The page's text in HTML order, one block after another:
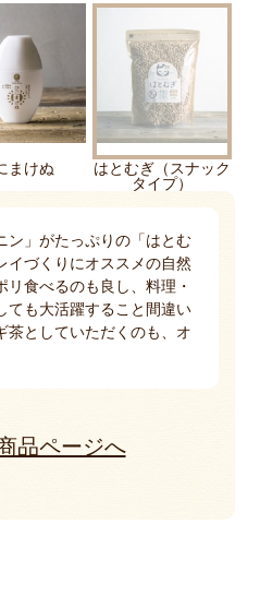
まけぬ
はとむぎ（スナック
タイプ）
ン」がたっぷりの「はとむ
イづくりにオススメの自然
食べるのも良し、料理・
ても大活躍すること間違い
茶としていただくのも、オ
品ページへ